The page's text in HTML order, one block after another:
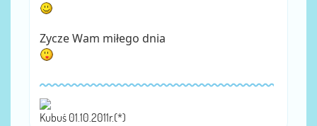
Zycze Wam miłego dnia
Kubuś 01.10.2011r.(*)